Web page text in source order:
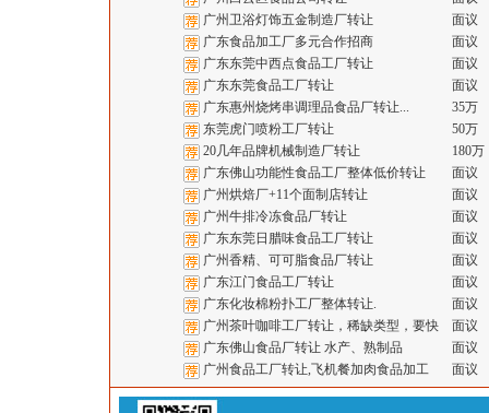
广州卫浴灯饰五金制造厂转让
面议
广东食品加工厂多元合作招商
面议
广东东莞中西点食品工厂转让
面议
广东东莞食品工厂转让
面议
广东惠州烧烤串调理品食品厂转让...
35万
东莞虎门喷粉工厂转让
50万
20几年品牌机械制造厂转让
180万
广东佛山功能性食品工厂整体低价转让
面议
广州烘焙厂+11个面制店转让
面议
广州牛排冷冻食品厂转让
面议
广东东莞日腊味食品工厂转让
面议
广州香精、可可脂食品厂转让
面议
广东江门食品工厂转让
面议
广东化妆棉粉扑工厂整体转让.
面议
广州茶叶咖啡工厂转让，稀缺类型，要快
面议
广东佛山食品厂转让 水产、熟制品
面议
广州食品工厂转让,飞机餐加肉食品加工
面议